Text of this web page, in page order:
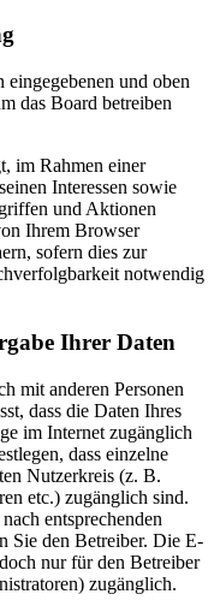
eingegebenen und oben
das Board betreiben
im Rahmen einer
Interessen sowie
und Aktionen
Ihrem Browser
sofern dies zur
notwendig
Ihrer Daten
mit anderen Personen
dass die Daten Ihres
im Internet zugänglich
dass einzelne
Nutzerkreis (z. B.
etc.) zugänglich sind.
entsprechenden
Sie den Betreiber. Die E-
nur für den Betreiber
zugänglich.